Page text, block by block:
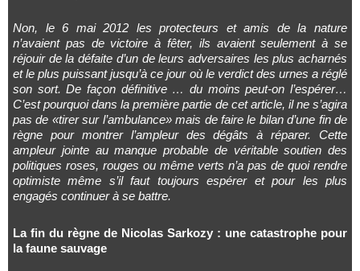
Non, le 6 mai 2012 les protecteurs et amis de la nature
n’avaient pas de victoire à fêter, ils avaient seulement à se
réjouir de la défaite d’un de leurs adversaires les plus acharnés
et le plus puissant jusqu’à ce jour où le verdict des urnes a réglé
son sort. De façon définitive … du moins peut-on l’espérer…
C’est pourquoi dans la première partie de cet article, il ne s’agira
pas de «tirer sur l’ambulance» mais de faire le bilan d’une fin de
règne pour montrer l’ampleur des dégâts à réparer. Cette
ampleur jointe au manque probable de véritable soutien des
politiques roses, rouges ou même verts n’a pas de quoi rendre
optimiste même s’il faut toujours espérer et pour les plus
engagés continuer à se battre.
La fin du règne de Nicolas Sarkozy : une catastrophe pour
la faune sauvage